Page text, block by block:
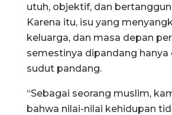
utuh, objektif, dan
Karena itu, isu yang
keluarga, dan masa depan
semestinya dipandang hanya
sudut pandang.
“Sebagai seorang muslim,
bahwa nilai-nilai kehidupan